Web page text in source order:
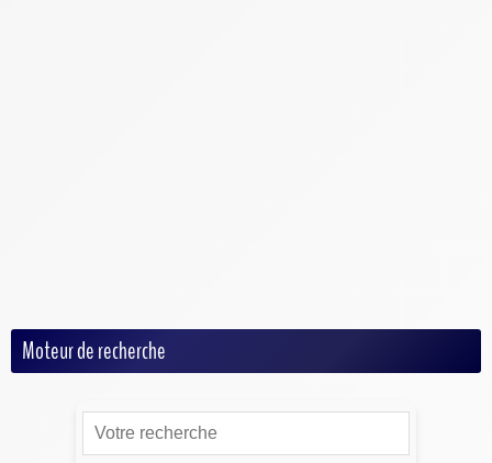
Moteur de recherche